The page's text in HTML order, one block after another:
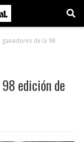
ganadores de la 98
edición de